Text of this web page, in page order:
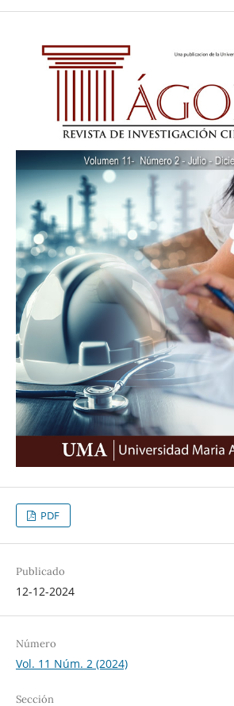
PDF
Publicado
12-12-2024
Número
Vol. 11 Núm. 2 (2024)
Sección